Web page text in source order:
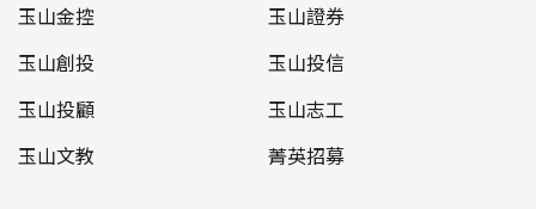
玉山金控
玉山證券
玉山創投
玉山投信
玉山投顧
玉山志工
玉山文教
菁英招募